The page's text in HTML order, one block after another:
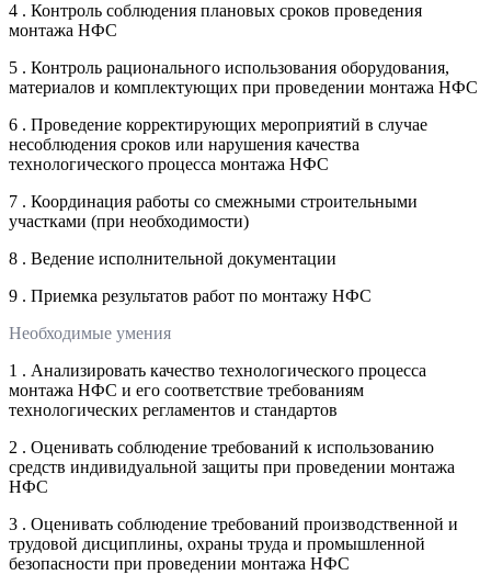
4 . Контроль соблюдения плановых сроков проведения
монтажа НФС
5 . Контроль рационального использования оборудования,
материалов и комплектующих при проведении монтажа НФС
6 . Проведение корректирующих мероприятий в случае
несоблюдения сроков или нарушения качества
технологического процесса монтажа НФС
7 . Координация работы со смежными строительными
участками (при необходимости)
8 . Ведение исполнительной документации
9 . Приемка результатов работ по монтажу НФС
Необходимые умения
1 . Анализировать качество технологического процесса
монтажа НФС и его соответствие требованиям
технологических регламентов и стандартов
2 . Оценивать соблюдение требований к использованию
средств индивидуальной защиты при проведении монтажа
НФС
3 . Оценивать соблюдение требований производственной и
трудовой дисциплины, охраны труда и промышленной
безопасности при проведении монтажа НФС